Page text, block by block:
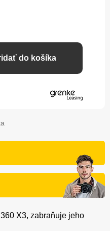
do košíka
X3, zabraňuje jeho